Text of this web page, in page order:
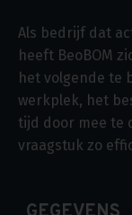
Als bedrijf dat
heeft BeoBOM
het volgende te
werkplek, het
tijd door mee te
vraagstuk zo